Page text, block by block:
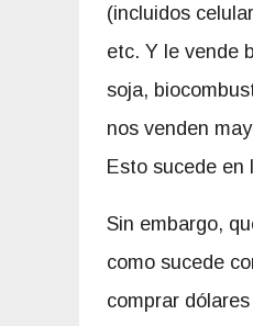
(incluidos
etc. Y le vende
soja,
nos venden
Esto sucede en
Sin embargo,
como sucede
comprar